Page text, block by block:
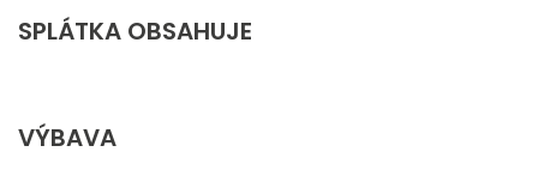
SPLÁTKA OBSAHUJE
VÝBAVA